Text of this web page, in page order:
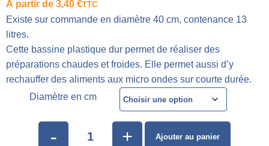
À partir de 3,40 €TTC
Existe sur commande en diamètre 40 cm, contenance 13
litres.
Cette bassine plastique dur permet de réaliser des
préparations chaudes et froides. Elle permet aussi d’y
rechauffer des aliments aux micro ondes sur courte durée.
Diamètre en cm
- + Ajouter au panier